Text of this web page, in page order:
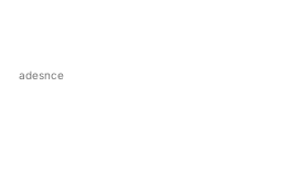
adesnce